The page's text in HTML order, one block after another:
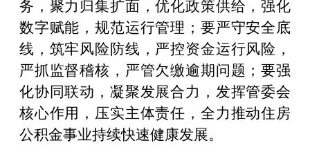
务，聚力归集扩面，优化政策供给，强化
数字赋能，规范运行管理；要严守安全底
线，筑牢风险防线，严控资金运行风险，
严抓监督稽核，严管欠缴逾期问题；要强
化协同联动，凝聚发展合力，发挥管委会
核心作用，压实主体责任，全力推动住房
公积金事业持续快速健康发展。